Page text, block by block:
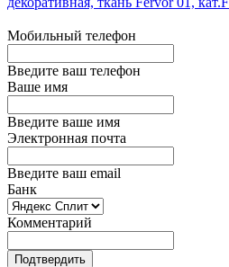
Мобильный телефон
Введите ваш телефон
Ваше имя
Введите ваше имя
Электронная почта
Введите ваш email
Банк
Комментарий
Подтвердить